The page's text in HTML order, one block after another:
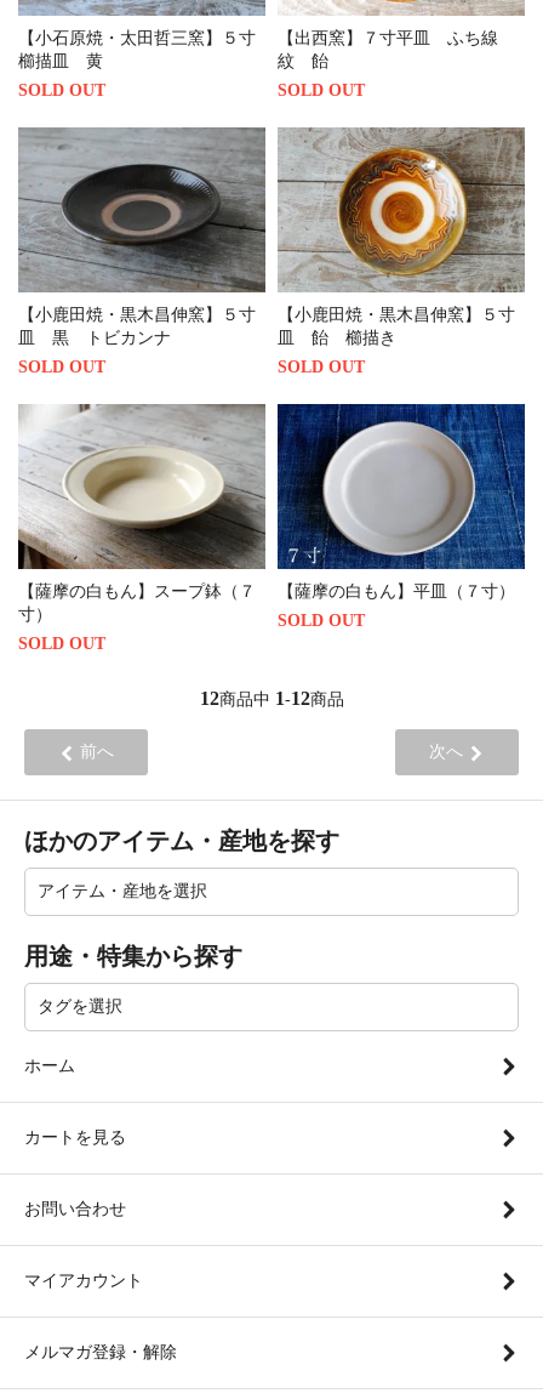
【小石原焼・太田哲三窯】５寸
櫛描皿 黄
SOLD OUT
【出西窯】７寸平皿 ふち線
紋 飴
SOLD OUT
【小鹿田焼・黒木昌伸窯】５寸
皿 黒 トビカンナ
SOLD OUT
【小鹿田焼・黒木昌伸窯】５寸
皿 飴 櫛描き
SOLD OUT
【薩摩の白もん】スープ鉢（７
寸）
SOLD OUT
【薩摩の白もん】平皿（７寸）
SOLD OUT
12商品中 1-12商品
前へ 次へ
ほかのアイテム・産地を探す
用途・特集から探す
ホーム
カートを見る
お問い合わせ
マイアカウント
メルマガ登録・解除